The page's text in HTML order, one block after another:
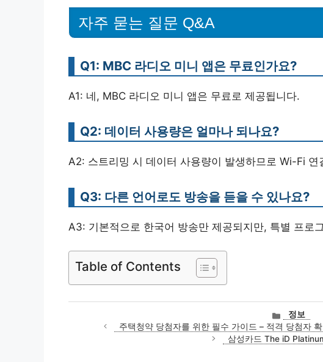
자주 묻는 질문 Q&A
Q1: MBC 라디오 미니 앱은 무료인가요?
A1: 네, MBC 라디오 미니 앱은 무료로 제공됩니다.
Q2: 데이터 사용량은 얼마나 되나요?
A2: 스트리밍 시 데이터 사용량이 발생하므로 Wi-Fi 연
Q3: 다른 언어로도 방송을 듣을 수 있나요?
A3: 기본적으로 한국어 방송만 제공되지만, 특별 프로
Table of Contents
카
테
고
정보
주택청약 당첨자를 위한 필수 가이드 – 적격 당첨자
삼성카드 The iD